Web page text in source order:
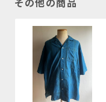
その他の商品